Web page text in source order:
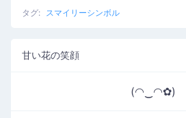
タグ: スマイリーシンボル
甘い花の笑顔
(◠‿◠✿)